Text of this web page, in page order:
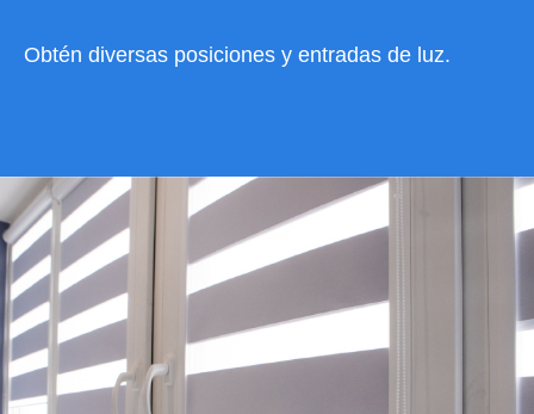
Obtén diversas posiciones y entradas de luz.